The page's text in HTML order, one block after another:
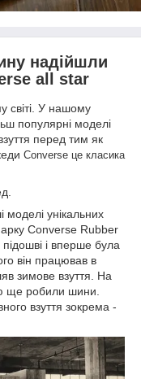
надійшли
all star
світі. У нашому
популярні моделі
перед тим як
Converse це класика
унікальних
Converse Rubber
і вперше була
він працював в
зимове взуття. На
ще робили шини.
взуття зокрема -